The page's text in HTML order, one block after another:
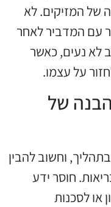
של המזיקים. לא
עם המדביר לאחר
לא נעים, כאשר
על עצמו.
חוסר הבנה של
וחשוב להבין
חוסר ידע
או לסכנות